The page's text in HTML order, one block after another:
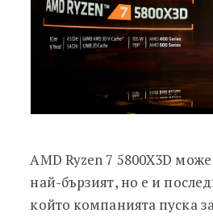
AMD Ryzen 7 5800X3D
най-бързият, но е и
който компанията пуска